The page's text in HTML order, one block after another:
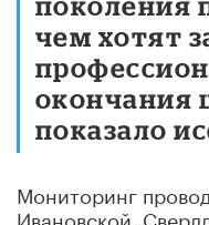
чем хотят
окончания
показало
Мониторинг
Ивановской,